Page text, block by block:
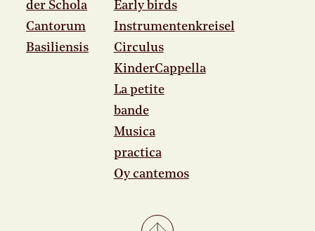
der Schola
Cantorum
Basiliensis
Early birds
Instrumentenkreisel
Circulus
KinderCappella
La petite
bande
Musica
practica
Oy cantemos